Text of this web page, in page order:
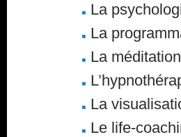
La
La
La méditation
La
Le life-